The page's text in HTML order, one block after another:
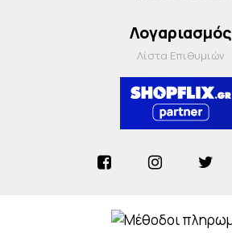
Λογαριασμός
Λίστα Επιθυμιών